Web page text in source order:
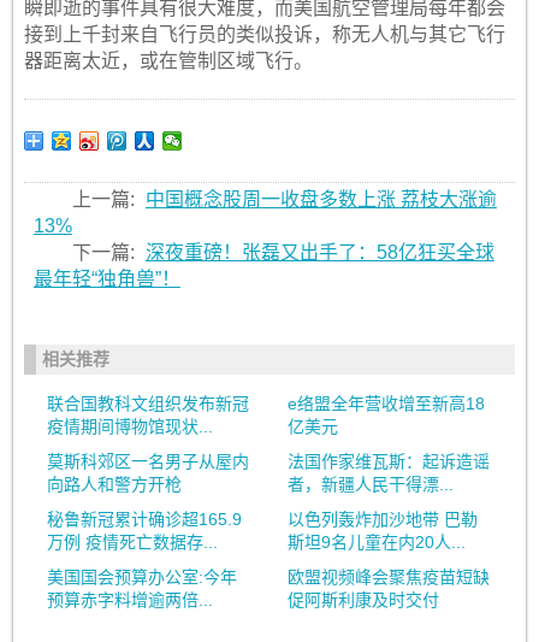
瞬即逝的事件具有很大难度，而美国航空管理局每年都会
接到上千封来自飞行员的类似投诉，称无人机与其它飞行
器距离太近，或在管制区域飞行。
上一篇:
中国概念股周一收盘多数上涨 荔枝大涨逾
13%
下一篇: 深夜重磅！张磊又出手了：58亿狂买全球
最年轻“独角兽”！
相关推荐
联合国教科文组织发布新冠
疫情期间博物馆现状...
e络盟全年营收增至新高18
亿美元
莫斯科郊区一名男子从屋内
向路人和警方开枪
法国作家维瓦斯：起诉造谣
者，新疆人民干得漂...
秘鲁新冠累计确诊超165.9
万例 疫情死亡数据存...
以色列轰炸加沙地带 巴勒
斯坦9名儿童在内20人...
美国国会预算办公室:今年
预算赤字料增逾两倍...
欧盟视频峰会聚焦疫苗短缺
促阿斯利康及时交付